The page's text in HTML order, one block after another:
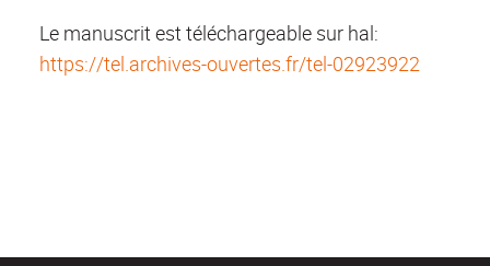
Le manuscrit est téléchargeable sur hal:
https://tel.archives-ouvertes.fr/tel-02923922